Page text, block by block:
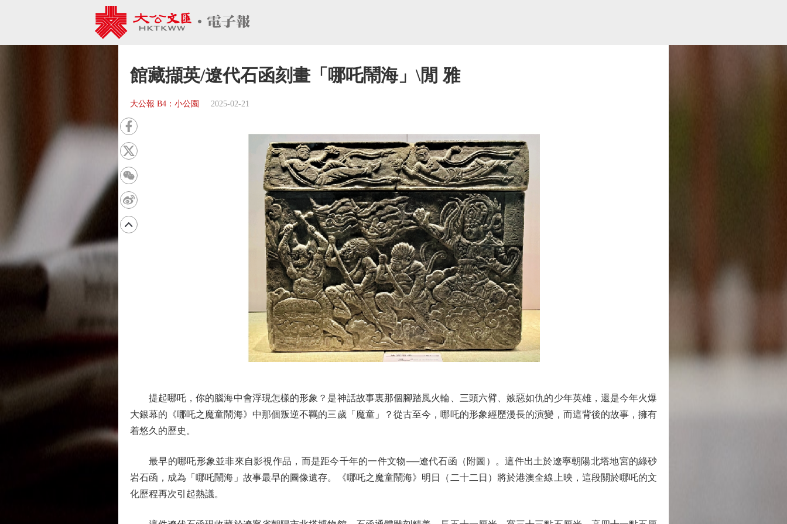
館藏擷英/遼代石函刻畫「哪吒鬧海」\閒 雅
大公報 B4：小公園 2025-02-21
提起哪吒，你的腦海中會浮現怎樣的形象？是神話故事裏那個腳踏風火輪、三頭六臂、嫉惡如仇的少年英雄，還是今年火爆
大銀幕的《哪吒之魔童鬧海》中那個叛逆不羈的三歲「魔童」？從古至今，哪吒的形象經歷漫長的演變，而這背後的故事，擁有
着悠久的歷史。
最早的哪吒形象並非來自影視作品，而是距今千年的一件文物──遼代石函（附圖）。這件出土於遼寧朝陽北塔地宮的綠砂
岩石函，成為「哪吒鬧海」故事最早的圖像遺存。《哪吒之魔童鬧海》明日（二十二日）將於港澳全線上映，這段關於哪吒的文
化歷程再次引起熱議。